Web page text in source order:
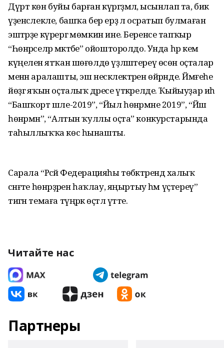
Дүрт көн буйы барған күргәҙ­мәлә, ысынлап та, бик
үҙенсә­лекле, башҡа бер ерҙә лә осратып булмаған
эштәрҙе күрергә мөмкин ине. Беренсе тапҡыр
“Һөнәрселәр мәктәбе” ойошторолдо. Унда һәр кем
күңеленә ятҡан шөғөлдө үҙләштереү өсөн оҫталар
менән аралашты, эш нескәлектәрен өйрәнде. Йәмғе­һе
йөҙгә яҡын оҫталыҡ дәресе үткәрелде. Ҡыйыуҙар иһә
“Баш­ҡорт шәле-2019”, “Йыл һөнәр­мәне 2019”, “Йәш
һөнәрмән”, “Алтын ҡуллы оҫта” конкурстарында
таһыллыҡҡа көс һы­нашты.
Сарала “Рәсәй Федерацияһы төбәктәрендә халыҡ
сәнғәте һөнәрҙәрен һаҡлау, яңыртыу һәм үҫтереү”
тигән темаға түңәрәк өҫтәл үтте.
Читайте нас
Партнеры